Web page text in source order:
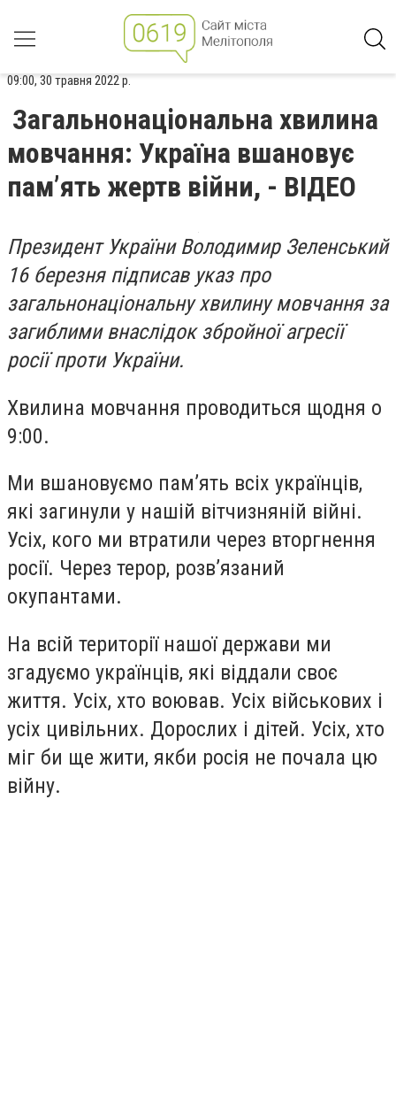
09:00, 30 травня 2022 р.
Загальнонаціональна хвилина
мовчання: Україна вшановує
пам’ять жертв війни, - ВІДЕО
Президент України Володимир Зеленський
16 березня підписав указ про
загальнонаціональну хвилину мовчання за
загиблими внаслідок збройної агресії
росії проти України.
Хвилина мовчання проводиться щодня о
9:00.
Ми вшановуємо памʼять всіх українців,
які загинули у нашій вітчизняній війні.
Усіх, кого ми втратили через вторгнення
росії. Через терор, розвʼязаний
окупантами.
На всій території нашої держави ми
згадуємо українців, які віддали своє
життя. Усіх, хто воював. Усіх військових і
усіх цивільних. Дорослих і дітей. Усіх, хто
міг би ще жити, якби росія не почала цю
війну.